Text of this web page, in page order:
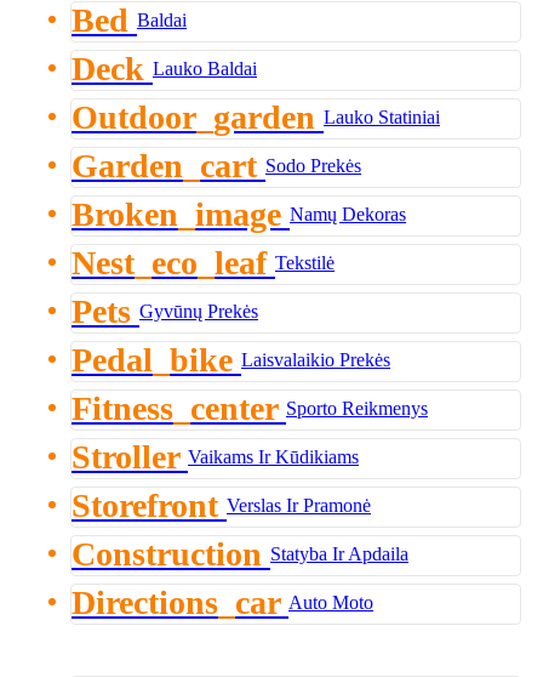
Bed Baldai
Deck Lauko Baldai
Outdoor_garden Lauko Statiniai
Garden_cart Sodo Prekės
Broken_image Namų Dekoras
Nest_eco_leaf Tekstilė
Pets Gyvūnų Prekės
Pedal_bike Laisvalaikio Prekės
Fitness_center Sporto Reikmenys
Stroller Vaikams Ir Kūdikiams
Storefront Verslas Ir Pramonė
Construction Statyba Ir Apdaila
Directions_car Auto Moto